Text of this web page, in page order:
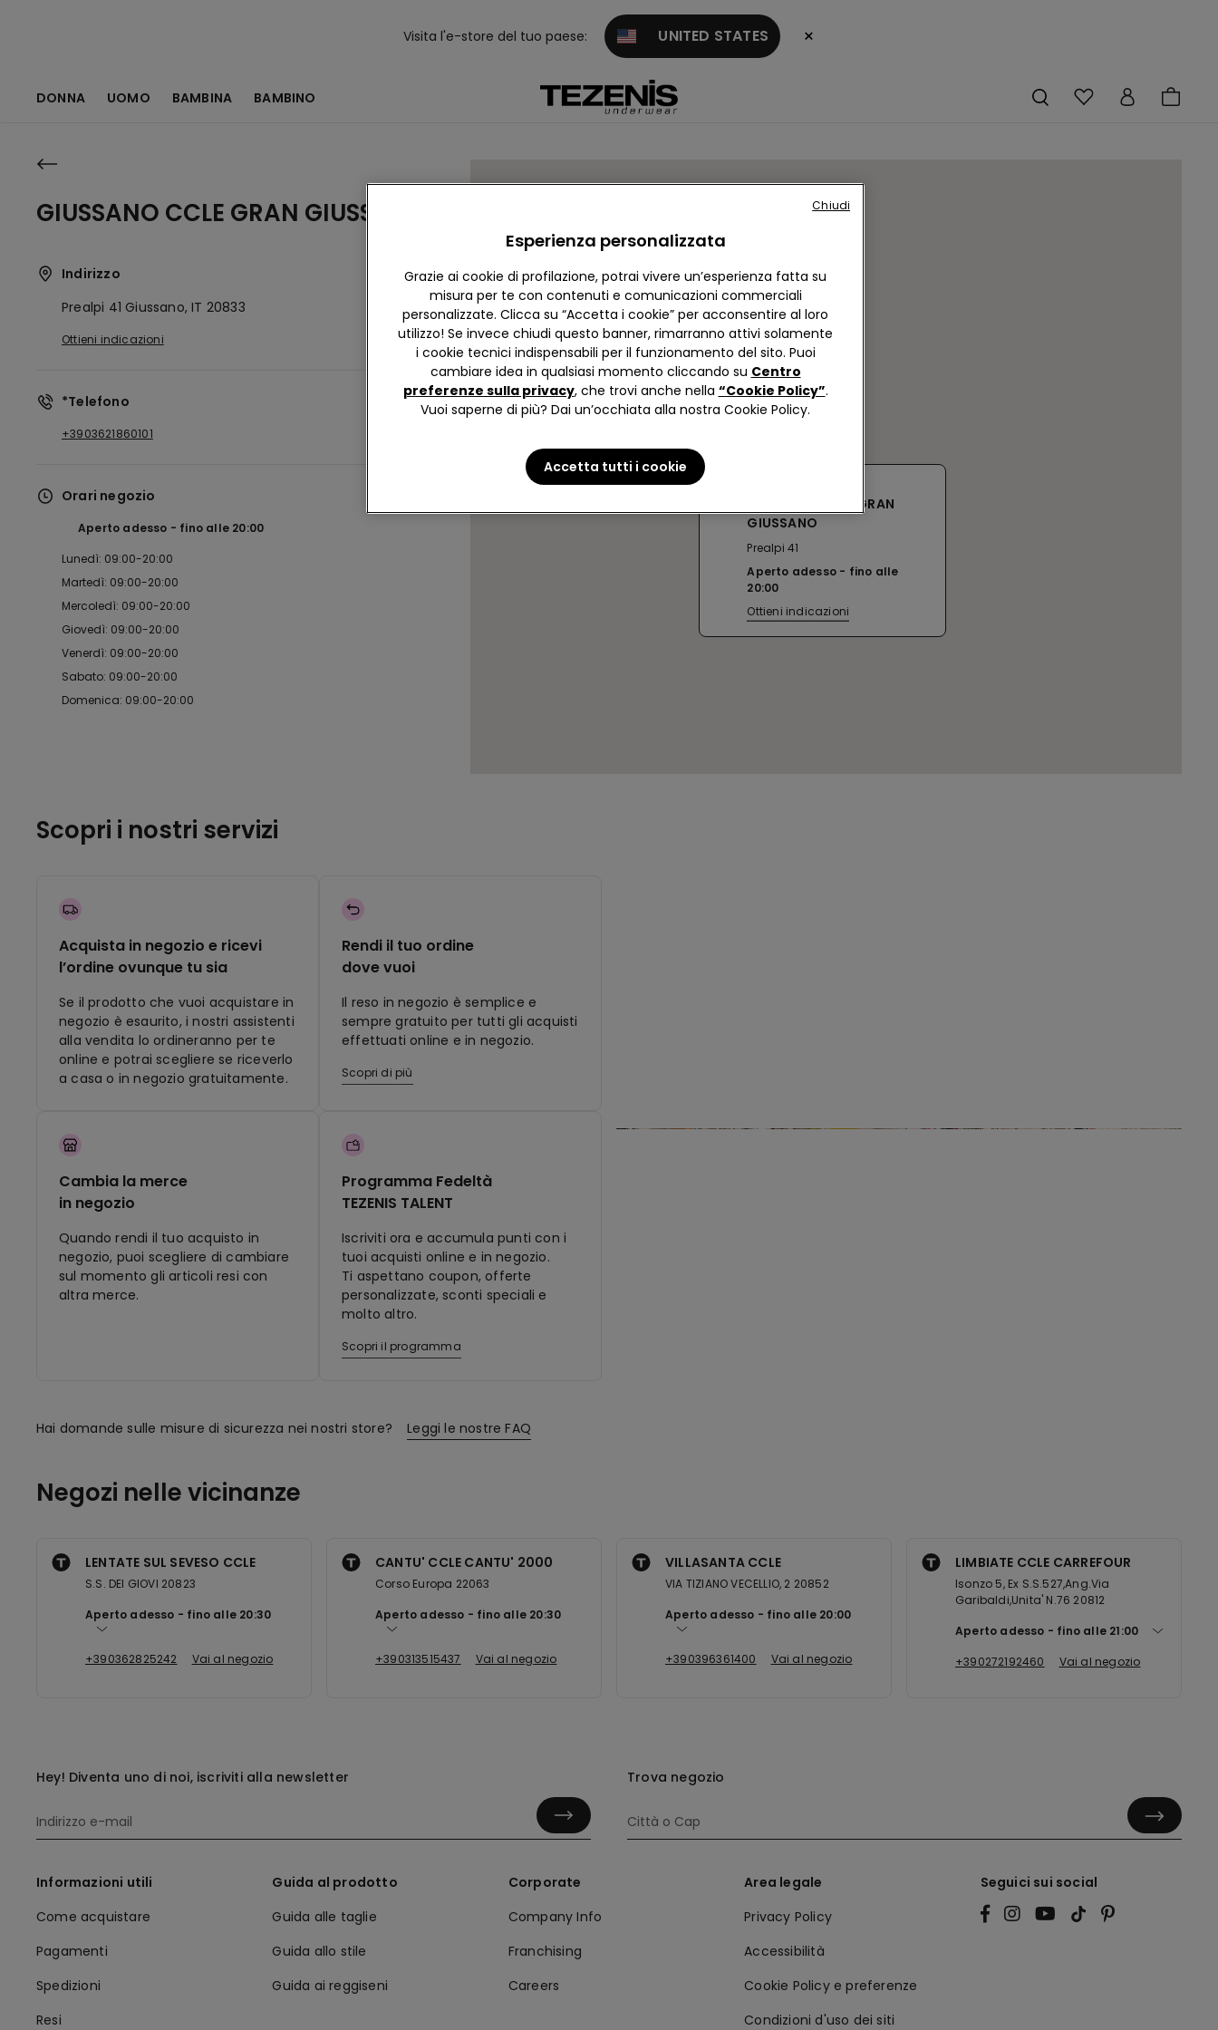
Visita l'e-store del tuo paese: UNITED STATES ×
DONNA UOMO BAMBINA BAMBINO
GIUSSANO CCLE GRAN GIUSSANO
Indirizzo
Prealpi 41 Giussano, IT 20833
Ottieni indicazioni
*Telefono
+3903621860101
Orari negozio
Aperto adesso fino alle 20:00
Lunedì: 09:00-20:00
Martedì: 09:00-20:00
Mercoledì: 09:00-20:00
Giovedì: 09:00-20:00
Venerdì: 09:00-20:00
Sabato: 09:00-20:00
Domenica: 09:00-20:00
GIUSSANO CCLE GRAN
GIUSSANO
Prealpi 41
Aperto adesso
fino alle
20:00
Ottieni indicazioni
Scopri i nostri servizi
Acquista in negozio e ricevi
l’ordine ovunque tu sia
Se il prodotto che vuoi acquistare in
negozio è esaurito, i nostri assistenti
alla vendita lo ordineranno per te
online e potrai scegliere se riceverlo
a casa o in negozio gratuitamente.
Rendi il tuo ordine
dove vuoi
Il reso in negozio è semplice e
sempre gratuito per tutti gli acquisti
effettuati online e in negozio.
Scopri di più
Cambia la merce
in negozio
Quando rendi il tuo acquisto in
negozio, puoi scegliere di cambiare
sul momento gli articoli resi con
altra merce.
Programma Fedeltà
TEZENIS TALENT
Iscriviti ora e accumula punti con i
tuoi acquisti online e in negozio.
Ti aspettano coupon, offerte
personalizzate, sconti speciali e
molto altro.
Scopri il programma
Hai domande sulle misure di sicurezza nei nostri store? Leggi le nostre FAQ
Negozi nelle vicinanze
LENTATE SUL SEVESO CCLE
S.S. DEI GIOVI 20823
Aperto adesso
fino alle 20:30
+390362825242 Vai al negozio
CANTU' CCLE CANTU' 2000
Corso Europa 22063
Aperto adesso
fino alle 20:30
+390313515437 Vai al negozio
VILLASANTA CCLE
VIA TIZIANO VECELLIO, 2 20852
Aperto adesso
fino alle 20:00
+390396361400 Vai al negozio
LIMBIATE CCLE CARREFOUR
Isonzo 5, Ex S.S.527,Ang.Via
Garibaldi,Unita' N.76 20812
Aperto adesso
fino alle 21:00
+390272192460
Vai al negozio
Hey! Diventa uno di noi, iscriviti alla newsletter Trova negozio
Informazioni utili
Come acquistare
Pagamenti
Spedizioni
Resi
Guida al prodotto
Guida alle taglie
Guida allo stile
Guida ai reggiseni
Corporate
Company Info
Franchising
Careers
Area legale
Privacy Policy
Accessibilità
Cookie Policy e preferenze
Condizioni d'uso dei siti
Seguici sui social
Esperienza personalizzata
Grazie ai cookie di profilazione, potrai vivere un’esperienza fatta su
misura per te con contenuti e comunicazioni commerciali
personalizzate. Clicca su “Accetta i cookie” per acconsentire al loro
utilizzo! Se invece chiudi questo banner, rimarranno attivi solamente
i cookie tecnici indispensabili per il funzionamento del sito. Puoi
cambiare idea in qualsiasi momento cliccando su Centro
preferenze sulla privacy, che trovi anche nella “Cookie Policy”.
Vuoi saperne di più? Dai un’occhiata alla nostra Cookie Policy.
Accetta tutti i cookie
Chiudi